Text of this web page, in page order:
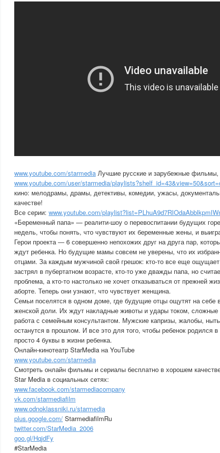
www.youtube.com/starmedia Лучшие русские и зарубежные
www.youtube.com/user/starmedia/
кино: мелодрамы, драмы, детективы, комедии, ужасы,
качестве!
Все серии: www.youtube.com/
«Беременный папа» — реалити-шоу о перевоспитании будущих
недель, чтобы понять, что чувствуют их беременные жены, и
Герои проекта ― 6 совершенно непохожих друг на друга пар,
ждут ребенка. Но будущие мамы совсем не уверены, что их
отцами. За каждым мужчиной свой грешок: кто-то все еще ощущает
застрял в пубертатном возрасте, кто-то уже дважды папа, но
проблема, а кто-то настолько не хочет отказываться от прежней
аборте. Теперь они узнают, что чувствует женщина.
Семьи поселятся в одном доме, где будущие отцы ощутят на себе
женской доли. Их ждут накладные животы и удары током, сложные
работа с семейным консультантом. Мужские капризы, жалобы,
останутся в прошлом. И все это для того, чтобы ребенок родился
просто 4 буквы в жизни ребенка.
Онлайн-кинотеатр StarMedia на YouTube
www.youtube.com/starmedia
Смотреть онлайн фильмы и сериалы бесплатно в хорошем
Star Media в социальных сетях:
www.facebook.com/starmediacompany
vk.com/starmediafilm
www.odnoklassniki.ru/starmedia
plus.google.com/ StarmediafilmRu
twitter.com/StarMedia_2006
goo.gl/HqjdFy
#StarMedia